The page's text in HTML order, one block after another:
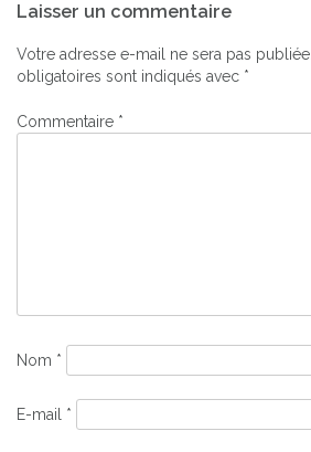
de
l’article
Laisser un commentaire
Votre adresse e-mail ne sera pas publiée.
obligatoires sont indiqués avec *
Commentaire *
Nom *
E-mail *